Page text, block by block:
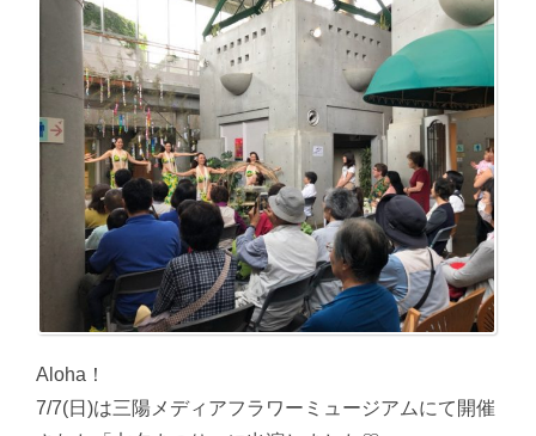
Aloha！
7/7(日)は三陽メディアフラワーミュージアムにて開催